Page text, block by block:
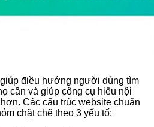
điều hướng người dùng tìm
cần và giúp công cụ hiểu nội
Các cấu trúc website chuẩn
chặt chẽ theo 3 yếu tố: